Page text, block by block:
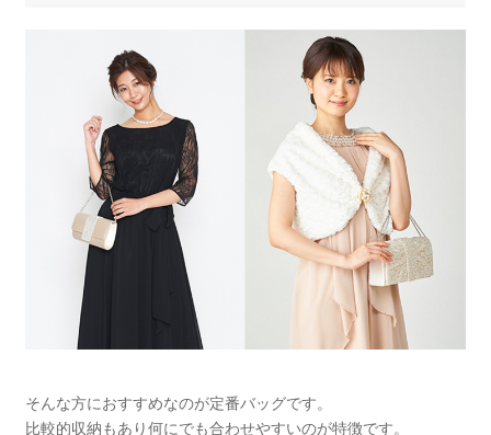
そんな方におすすめなのが定番バッグです。
比較的収納もあり何にでも合わせやすいのが特徴です。